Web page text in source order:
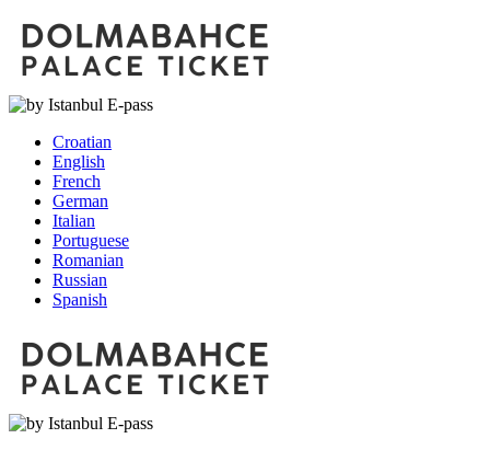
Croatian
English
French
German
Italian
Portuguese
Romanian
Russian
Spanish